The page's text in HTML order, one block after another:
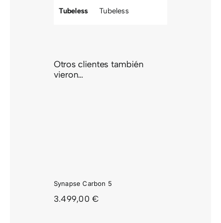
Tubeless
Tubeless
Otros clientes también
vieron…
Synapse Carbon 5
3.499,00€